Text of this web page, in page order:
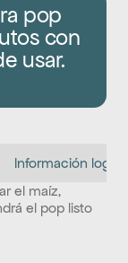
pop
con
usar.
Información
el maíz,
el pop listo